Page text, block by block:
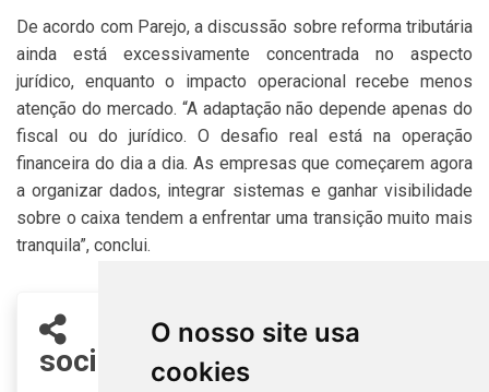
O nosso site usa
cookies
De acordo com Parejo, a discussão sobre reforma tributária
ainda está excessivamente concentrada no aspecto
jurídico, enquanto o impacto operacional recebe menos
atenção do mercado. “A adaptação não depende apenas do
fiscal ou do jurídico. O desafio real está na operação
financeira do dia a dia. As empresas que começarem agora
a organizar dados, integrar sistemas e ganhar visibilidade
sobre o caixa tendem a enfrentar uma transição muito mais
tranquila”, conclui.
Compartilhe nas redes
sociais